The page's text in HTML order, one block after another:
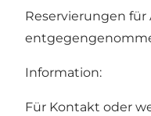
Reservierungen für
Information:
Für Kontakt oder